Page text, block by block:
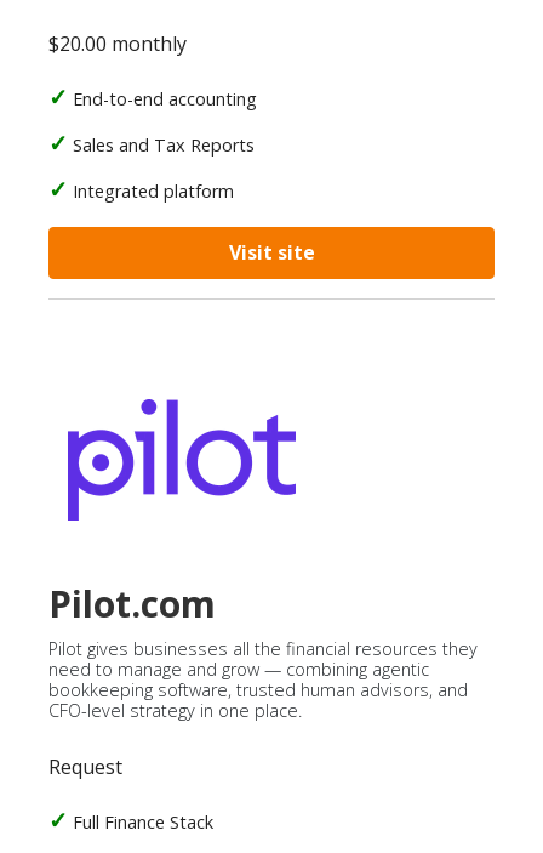
$20.00 monthly
End-to-end accounting
Sales and Tax Reports
Integrated platform
Visit site
Pilot.com
Pilot gives businesses all the financial resources they
need to manage and grow — combining agentic
bookkeeping software, trusted human advisors, and
CFO-level strategy in one place.
Request
Full Finance Stack